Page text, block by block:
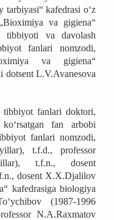
kafedrasi o‘z
va gigiena“
tibbiyoti va davolash
fanlari nomzodi,
va gigiena“
dotsent L.V.Avanesova
fanlari doktori,
fan arbobi
fanlari nomzodi,
t.f.d., professor
t.f.n., dosent
dosent X.X.Djalilov
kafedrasiga biologiya
(1987-1996
N.A.Raxmatov